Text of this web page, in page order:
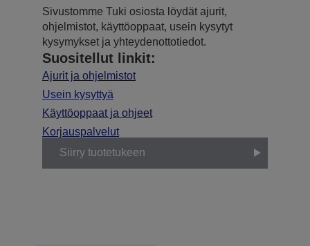
Sivustomme Tuki osiosta löydät ajurit,
ohjelmistot, käyttöoppaat, usein kysytyt
kysymykset ja yhteydenottotiedot.
Suositellut linkit:
Ajurit ja ohjelmistot
Usein kysyttyä
Käyttöoppaat ja ohjeet
Korjauspalvelut
Siirry tuotetukeen